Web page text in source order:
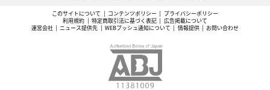
このサイトについて コンテンツポリシー
プライバシーポリシー
利用規約
特定商取引法に基づく表記
広告掲載について
運営会社
ニュース提供先 WEBプッシュ通知について 情報提供 お問い合わせ